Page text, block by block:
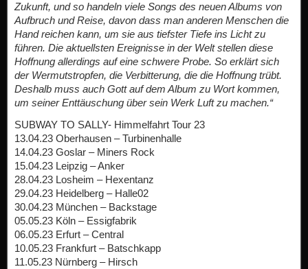
Zukunft, und so handeln viele Songs des neuen Albums von
Aufbruch und Reise, davon dass man anderen Menschen die
Hand reichen kann, um sie aus tiefster Tiefe ins Licht zu
führen. Die aktuellsten Ereignisse in der Welt stellen diese
Hoffnung allerdings auf eine schwere Probe. So erklärt sich
der Wermutstropfen, die Verbitterung, die die Hoffnung trübt.
Deshalb muss auch Gott auf dem Album zu Wort kommen,
um seiner Enttäuschung über sein Werk Luft zu machen.“
SUBWAY TO SALLY- Himmelfahrt Tour 23
13.04.23 Oberhausen – Turbinenhalle
14.04.23 Goslar – Miners Rock
15.04.23 Leipzig – Anker
28.04.23 Losheim – Hexentanz
29.04.23 Heidelberg – Halle02
30.04.23 München – Backstage
05.05.23 Köln – Essigfabrik
06.05.23 Erfurt – Central
10.05.23 Frankfurt – Batschkapp
11.05.23 Nürnberg – Hirsch